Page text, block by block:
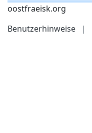
oostfraeisk.org
Benutzerhinweise
|